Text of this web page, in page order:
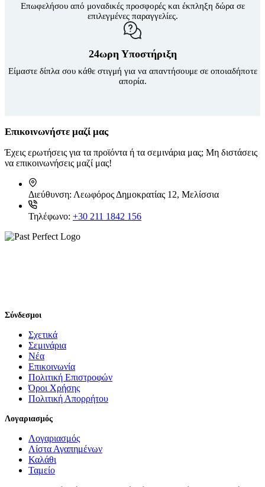
Επωφελήσου από μοναδικές προσφορές και έκπληξη δώρα σε
επιλεγμένες παραγγελίες.
24ωρη Υποστήριξη
Είμαστε δίπλα σου κάθε στιγμή για να απαντήσουμε σε οποιαδήποτε
απορία.
Επικοινωνήστε μαζί μας
Έχεις ερωτήσεις για τα προϊόντα ή τα σεμινάρια μας; Μη διστάσεις
να επικοινωνήσεις μαζί μας!
Διεύθυνση: Λεωφόρος Δημοκρατίας 12, Μελίσσια
Τηλέφωνο: +30 211 1842 156
Σύνδεσμοι
Σχετικά
Σεμινάρια
Νέα
Επικοινωνία
Πολιτική Επιστροφών
Όροι Χρήσης
Πολιτική Απορρήτου
Λογαριασμός
Λογαριασμός
Λίστα Αγαπημένων
Καλάθι
Ταμείο